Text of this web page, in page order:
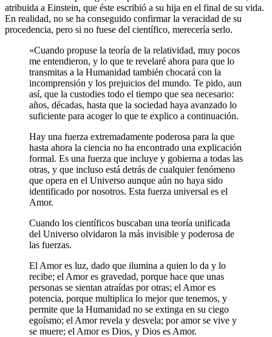
atribuida a Einstein, que éste escribió a su hija en el final de su vida.
En realidad, no se ha conseguido confirmar la veracidad de su
procedencia, pero si no fuese del científico, merecería serlo.
«Cuando propuse la teoría de la relatividad, muy pocos
me entendieron, y lo que te revelaré ahora para que lo
transmitas a la Humanidad también chocará con la
incomprensión y los prejuicios del mundo. Te pido, aun
así, que la custodies todo el tiempo que sea necesario:
años, décadas, hasta que la sociedad haya avanzado lo
suficiente para acoger lo que te explico a continuación.
Hay una fuerza extremadamente poderosa para la que
hasta ahora la ciencia no ha encontrado una explicación
formal. Es una fuerza que incluye y gobierna a todas las
otras, y que incluso está detrás de cualquier fenómeno
que opera en el Universo aunque aún no haya sido
identificado por nosotros. Esta fuerza universal es el
Amor.
Cuando los científicos buscaban una teoría unificada
del Universo olvidaron la más invisible y poderosa de
las fuerzas.
El Amor es luz, dado que ilumina a quien lo da y lo
recibe; el Amor es gravedad, porque hace que unas
personas se sientan atraídas por otras; el Amor es
potencia, porque multiplica lo mejor que tenemos, y
permite que la Humanidad no se extinga en su ciego
egoísmo; el Amor revela y desvela; por amor se vive y
se muere; el Amor es Dios, y Dios es Amor.